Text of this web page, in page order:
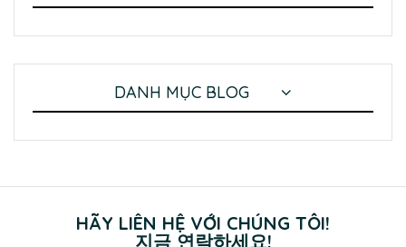
DANH MỤC BLOG
HÃY LIÊN HỆ VỚI CHÚNG TÔI!
지금 연락하세요!